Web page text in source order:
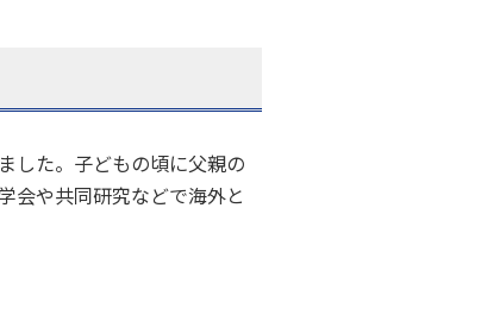
した。子どもの頃に父親の
会や共同研究などで海外と